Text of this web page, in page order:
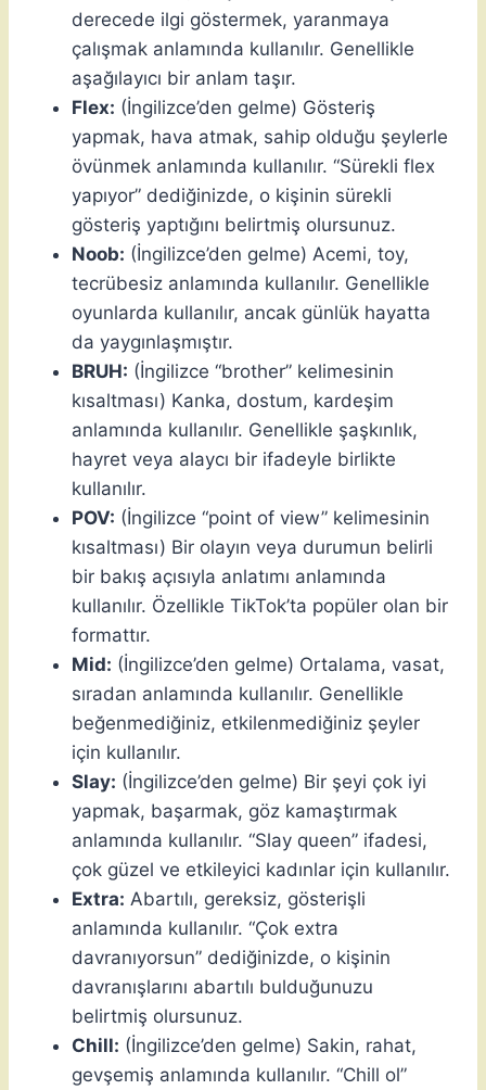
derecede ilgi göstermek, yaranmaya
çalışmak anlamında kullanılır. Genellikle
aşağılayıcı bir anlam taşır.
Flex: (İngilizce’den gelme) Gösteriş
yapmak, hava atmak, sahip olduğu şeylerle
övünmek anlamında kullanılır. “Sürekli flex
yapıyor” dediğinizde, o kişinin sürekli
gösteriş yaptığını belirtmiş olursunuz.
Noob: (İngilizce’den gelme) Acemi, toy,
tecrübesiz anlamında kullanılır. Genellikle
oyunlarda kullanılır, ancak günlük hayatta
da yaygınlaşmıştır.
BRUH: (İngilizce “brother” kelimesinin
kısaltması) Kanka, dostum, kardeşim
anlamında kullanılır. Genellikle şaşkınlık,
hayret veya alaycı bir ifadeyle birlikte
kullanılır.
POV: (İngilizce “point of view” kelimesinin
kısaltması) Bir olayın veya durumun belirli
bir bakış açısıyla anlatımı anlamında
kullanılır. Özellikle TikTok’ta popüler olan bir
formattır.
Mid: (İngilizce’den gelme) Ortalama, vasat,
sıradan anlamında kullanılır. Genellikle
beğenmediğiniz, etkilenmediğiniz şeyler
için kullanılır.
Slay: (İngilizce’den gelme) Bir şeyi çok iyi
yapmak, başarmak, göz kamaştırmak
anlamında kullanılır. “Slay queen” ifadesi,
çok güzel ve etkileyici kadınlar için kullanılır.
Extra: Abartılı, gereksiz, gösterişli
anlamında kullanılır. “Çok extra
davranıyorsun” dediğinizde, o kişinin
davranışlarını abartılı bulduğunuzu
belirtmiş olursunuz.
Chill: (İngilizce’den gelme) Sakin, rahat,
gevşemiş anlamında kullanılır. “Chill ol”